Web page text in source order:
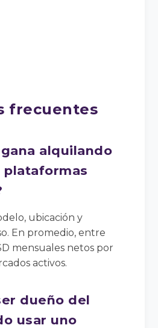
frecuentes
alquilando
plataformas
ubicación y
En promedio, entre
mensuales netos por
activos.
dueño del
usar uno